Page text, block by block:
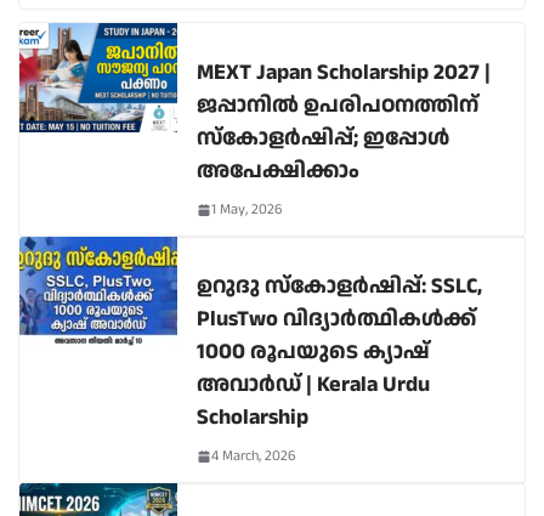
MEXT Japan Scholarship 2027 |
ജപ്പാനിൽ ഉപരിപഠനത്തിന്
സ്കോളർഷിപ്പ്; ഇപ്പോൾ
അപേക്ഷിക്കാം
1 May, 2026
ഉറുദു സ്കോളർഷിപ്പ്: SSLC,
PlusTwo വിദ്യാർത്ഥികൾക്ക്
1000 രൂപയുടെ ക്യാഷ്
അവാർഡ് | Kerala Urdu
Scholarship
4 March, 2026